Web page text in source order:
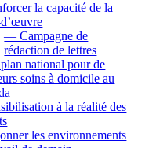
la capacité de la
— Campagne de
rédaction de lettres
national pour de
soins à domicile au
à la réalité des
les environnements